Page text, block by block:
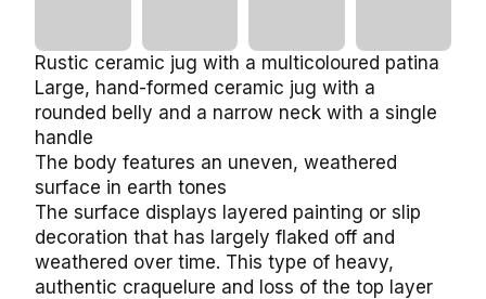
Rustic ceramic jug with a multicoloured patina
Large, hand-formed ceramic jug with a rounded
belly and a narrow neck with a single handle
The body features an uneven, weathered surface in
earth tones
The surface displays layered painting or slip
decoration that has largely flaked off and
weathered over time. This type of heavy, authentic
craquelure and loss of the top layer
The weathered patina features dark brown to black,